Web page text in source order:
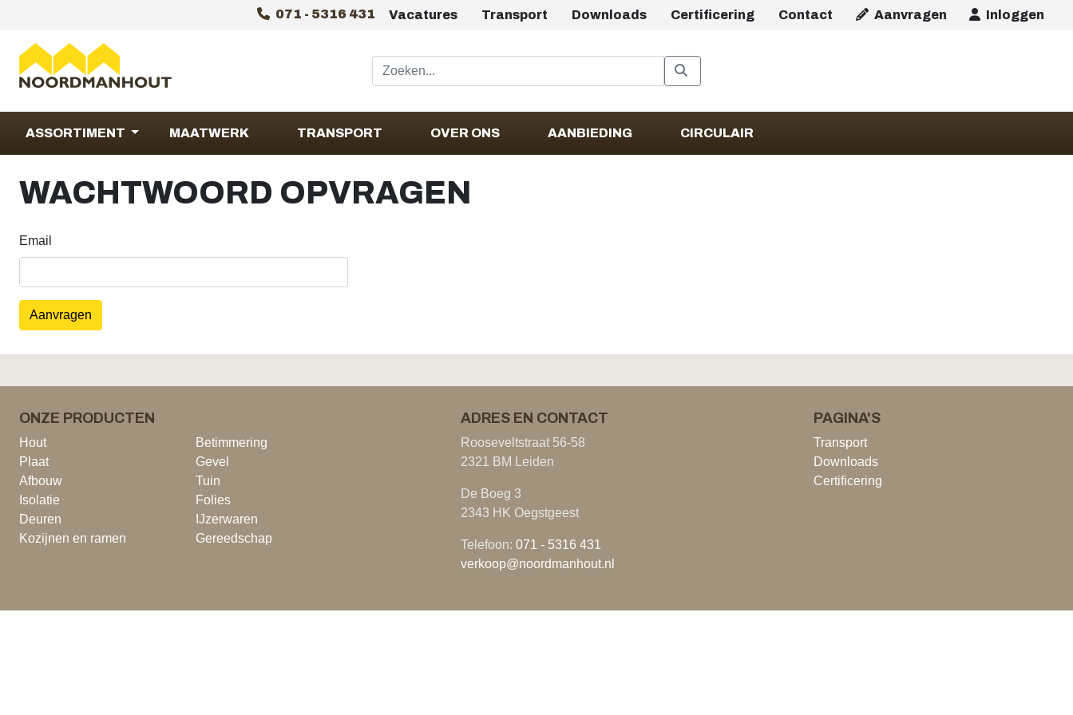
071 - 5316 431 Vacatures Transport Downloads Certificering Contact Aanvragen Inloggen
ASSORTIMENT MAATWERK TRANSPORT OVER ONS AANBIEDING CIRCULAIR
WACHTWOORD OPVRAGEN
Email
Aanvragen
ONZE PRODUCTEN
Hout
Plaat
Afbouw
Isolatie
Deuren
Kozijnen en ramen
Betimmering
Gevel
Tuin
Folies
IJzerwaren
Gereedschap
ADRES EN CONTACT
Rooseveltstraat 56-58
2321 BM Leiden
De Boeg 3
2343 HK Oegstgeest
Telefoon: 071 - 5316 431
verkoop@noordmanhout.nl
PAGINA'S
Transport
Downloads
Certificering